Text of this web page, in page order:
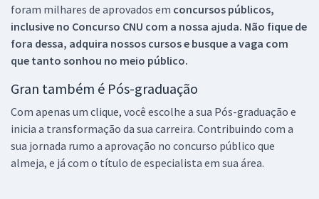
foram milhares de aprovados em concursos públicos,
inclusive no Concurso CNU com a nossa ajuda. Não fique de
fora dessa, adquira nossos cursos e busque a vaga com
que tanto sonhou no meio público.
Gran também é Pós-graduação
Com apenas um clique, você escolhe a sua Pós-graduação e
inicia a transformação da sua carreira. Contribuindo com a
sua jornada rumo a aprovação no concurso público que
almeja, e já com o título de especialista em sua área.